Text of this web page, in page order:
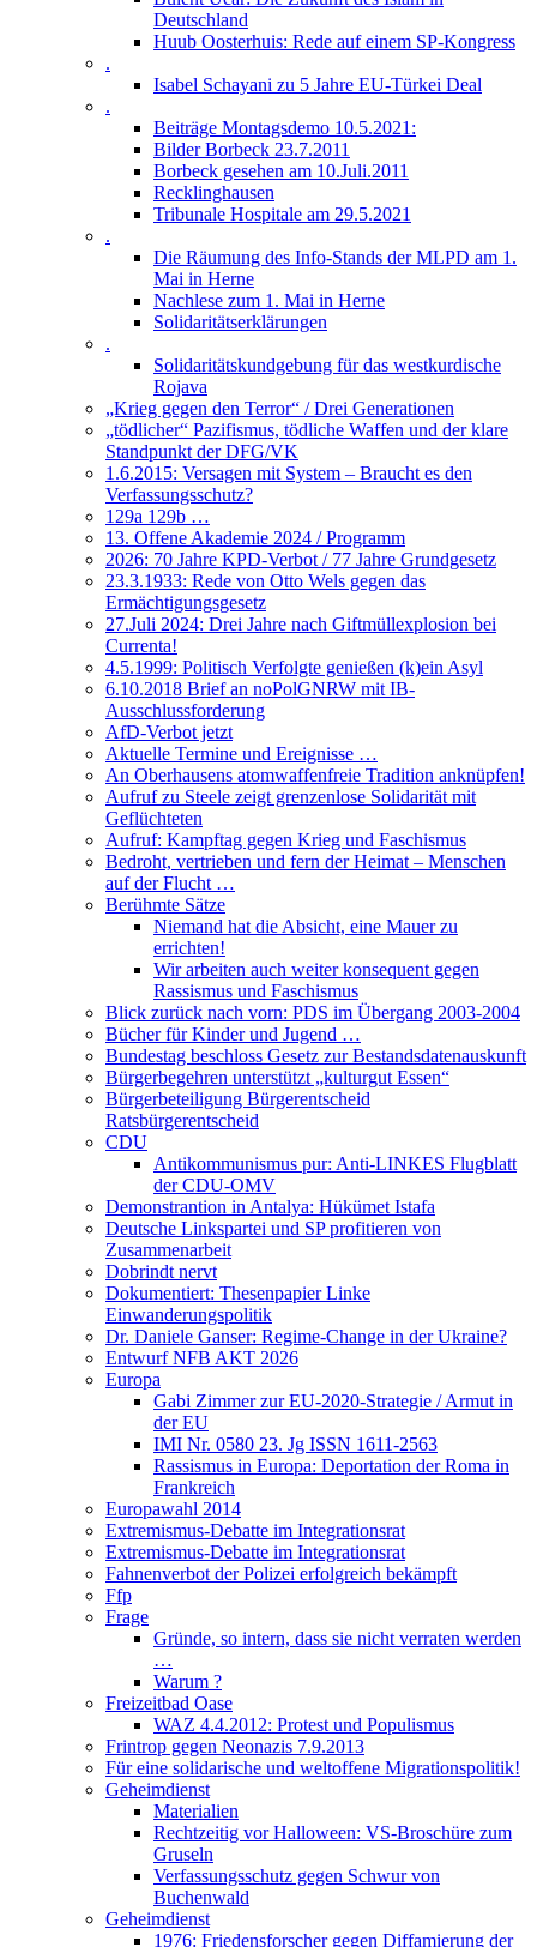
Deutschland
Huub Oosterhuis: Rede auf einem SP-Kongress
.
Isabel Schayani zu 5 Jahre EU-Türkei Deal
.
Beiträge Montagsdemo 10.5.2021:
Bilder Borbeck 23.7.2011
Borbeck gesehen am 10.Juli.2011
Recklinghausen
Tribunale Hospitale am 29.5.2021
.
Die Räumung des Info-Stands der MLPD am 1.
Mai in Herne
Nachlese zum 1. Mai in Herne
Solidaritätserklärungen
.
Solidaritätskundgebung für das westkurdische
Rojava
„Krieg gegen den Terror“ / Drei Generationen
„tödlicher“ Pazifismus, tödliche Waffen und der klare
Standpunkt der DFG/VK
1.6.2015: Versagen mit System – Braucht es den
Verfassungsschutz?
129a 129b …
13. Offene Akademie 2024 / Programm
2026: 70 Jahre KPD-Verbot / 77 Jahre Grundgesetz
23.3.1933: Rede von Otto Wels gegen das
Ermächtigungsgesetz
27.Juli 2024: Drei Jahre nach Giftmüllexplosion bei
Currenta!
4.5.1999: Politisch Verfolgte genießen (k)ein Asyl
6.10.2018 Brief an noPolGNRW mit IB-
Ausschlussforderung
AfD-Verbot jetzt
Aktuelle Termine und Ereignisse …
An Oberhausens atomwaffenfreie Tradition anknüpfen!
Aufruf zu Steele zeigt grenzenlose Solidarität mit
Geflüchteten
Aufruf: Kampftag gegen Krieg und Faschismus
Bedroht, vertrieben und fern der Heimat – Menschen
auf der Flucht …
Berühmte Sätze
Niemand hat die Absicht, eine Mauer zu
errichten!
Wir arbeiten auch weiter konsequent gegen
Rassismus und Faschismus
Blick zurück nach vorn: PDS im Übergang 2003-2004
Bücher für Kinder und Jugend …
Bundestag beschloss Gesetz zur Bestandsdatenauskunft
Bürgerbegehren unterstützt „kulturgut Essen“
Bürgerbeteiligung Bürgerentscheid
Ratsbürgerentscheid
CDU
Antikommunismus pur: Anti-LINKES Flugblatt
der CDU-OMV
Demonstrantion in Antalya: Hükümet Istafa
Deutsche Linkspartei und SP profitieren von
Zusammenarbeit
Dobrindt nervt
Dokumentiert: Thesenpapier Linke
Einwanderungspolitik
Dr. Daniele Ganser: Regime-Change in der Ukraine?
Entwurf NFB AKT 2026
Europa
Gabi Zimmer zur EU-2020-Strategie / Armut in
der EU
IMI Nr. 0580 23. Jg ISSN 1611-2563
Rassismus in Europa: Deportation der Roma in
Frankreich
Europawahl 2014
Extremismus-Debatte im Integrationsrat
Extremismus-Debatte im Integrationsrat
Fahnenverbot der Polizei erfolgreich bekämpft
Ffp
Frage
Gründe, so intern, dass sie nicht verraten werden
…
Warum ?
Freizeitbad Oase
WAZ 4.4.2012: Protest und Populismus
Frintrop gegen Neonazis 7.9.2013
Für eine solidarische und weltoffene Migrationspolitik!
Geheimdienst
Materialien
Rechtzeitig vor Halloween: VS-Broschüre zum
Gruseln
Verfassungsschutz gegen Schwur von
Buchenwald
Geheimdienst
1976: Friedensforscher gegen Diffamierung der